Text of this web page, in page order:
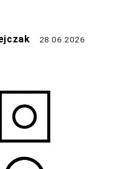
28.06.2026